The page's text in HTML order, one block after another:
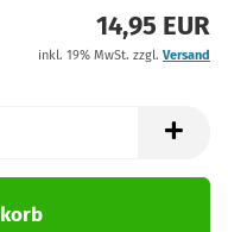
14,95 EUR
inkl. 19% MwSt. zzgl. Versand